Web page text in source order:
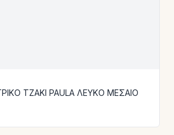
ΤΖΑΚΙ PAULA ΛΕΥΚΟ ΜΕΣΑΙΟ